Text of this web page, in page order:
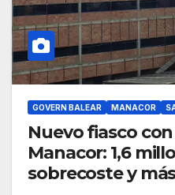
GOVERN BALEAR MANACOR
Nuevo fiasco
Manacor: 1,6
sobrecoste y